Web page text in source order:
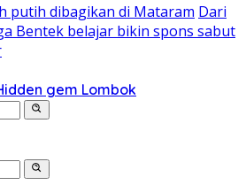
putih dibagikan di Mataram Dari
Bentek belajar bikin spons sabut
gem Lombok